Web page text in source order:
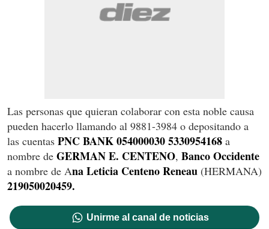
Las personas que quieran colaborar con esta noble causa
pueden hacerlo llamando al 9881-3984 o depositando a
las cuentas PNC BANK 054000030 5330954168 a
nombre de GERMAN E. CENTENO, Banco Occidente
a nombre de Ana Leticia Centeno Reneau (HERMANA)
219050020459.
Unirme al canal de noticias